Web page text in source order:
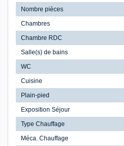
Nombre pièces
Chambres
Chambre RDC
Salle(s) de bains
WC
Cuisine
Plain-pied
Exposition Séjour
Type Chauffage
Méca. Chauffage